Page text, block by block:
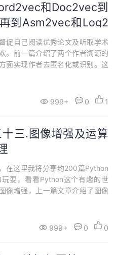
和Doc2vec到
到Asm2vec和Log2
促自己阅读优秀论文及听取学术
。前一篇介绍了两个作者溯源的
面实现作者去匿名化或识别。这
量表示，以及两个安全领域二进
梳理，让读者看看这些大佬是如
999+ 0 1
三.图像增强及运算
在这里我将分享约200篇Python
耍，看看Python这个有趣的世
像增强，上一篇文章介绍了图像
处理方法。希望文章对您有所帮
999+ 0 0